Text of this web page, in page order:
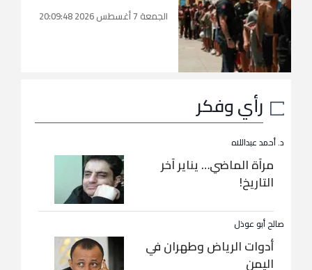
الجمعة 7 أغسطس 2026 20:09:48
رأي وفكر
د. أحمد عبداللاه
مرآة الماضي… يناير آخر
التاريخ!
صالح أبو عوذل
أدوات الرياض وطهران في
اليمن